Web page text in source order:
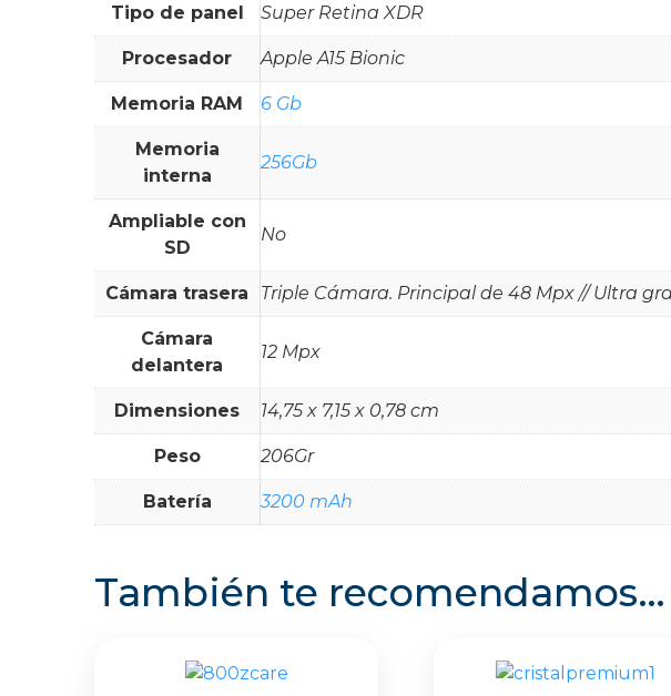
Tipo de panel Super Retina XDR
Procesador Apple A15 Bionic
Memoria RAM 6 Gb
Memoria
interna
256Gb
Ampliable con
SD
No
Cámara trasera Triple Cámara. Principal de 48 Mpx // Ultra
Cámara
delantera
12 Mpx
Dimensiones 14,75 x 7,15 x 0,78 cm
Peso 206Gr
Batería 3200 mAh
También te recomendamos…